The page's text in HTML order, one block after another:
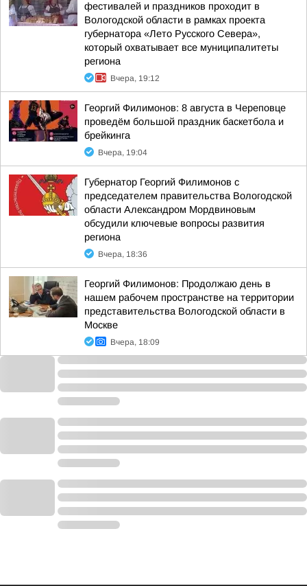
фестивалей и праздников проходит в
Вологодской области в рамках проекта
губернатора «Лето Русского Севера»,
который охватывает все муниципалитеты
региона
Вчера, 19:12
Георгий Филимонов: 8 августа в Череповце
проведём большой праздник баскетбола и
брейкинга
Вчера, 19:04
Губернатор Георгий Филимонов с
председателем правительства Вологодской
области Александром Мордвиновым
обсудили ключевые вопросы развития
региона
Вчера, 18:36
Георгий Филимонов: Продолжаю день в
нашем рабочем пространстве на территории
представительства Вологодской области в
Москве
Вчера, 18:09